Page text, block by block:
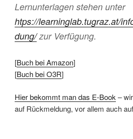
Lernunterlagen stehen unter
htps://learninglab.tugraz.at/
dung/zur Verfügung.
[Buch bei Amazon]
[Buch bei O3R]
Hier bekommt man das E-Book –
auf Rückmeldung, vor allem auch